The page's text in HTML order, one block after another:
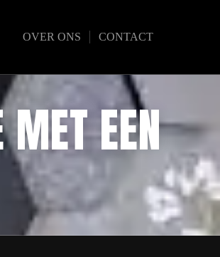
OVER ONS CONTACT
EEN